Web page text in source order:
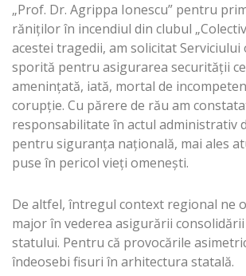
„Prof. Dr. Agrippa Ionescu” pentru
răniţilor în incendiul din clubul
acestei tragedii, am solicitat Serviciului
sporită pentru asigurarea securităţii
ameninţată, iată, mortal de
corupţie. Cu părere de rău am
responsabilitate în actul administrativ
pentru siguranţa naţională, mai ales
puse în pericol vieţi omeneşti.
De altfel, întregul context regional ne
major în vederea asigurării
statului. Pentru că provocările
îndeosebi fisuri în arhitectura statală.